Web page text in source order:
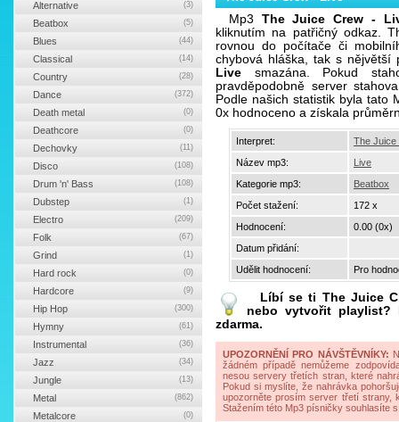
Mp3 The Juice Crew -
kliknutím na patřičný odkaz.
rovnou do počítače či
chybová hláška, tak s
Live smazána. Pokud
pravděpodobně server
Podle našich statistik byla tato
0x hodnoceno a získala
Interpret:
The Juice
Název mp3:
Live
Kategorie mp3:
Beatbox
Počet stažení:
172 x
Hodnocení:
0.00 (0x)
Datum přidání:
Udělit hodnocení:
Pro
Líbí se ti The Juice
nebo vytvořit playlist?
zdarma.
UPOZORNĚNÍ PRO NÁVŠTĚVNÍKY:
žádném případě nemůžeme
nesou servery třetích stran, které
Pokud si myslíte, že nahrávka
upozorněte prosím server třetí strany,
Stažením této Mp3 písničky souhlasíte
Alternative (3)
Beatbox (5)
Blues (44)
Classical (14)
Country (28)
Dance (372)
Death metal (0)
Deathcore (0)
Dechovky (11)
Disco (108)
Drum 'n' Bass (108)
Dubstep (1)
Electro (209)
Folk (67)
Grind (1)
Hard rock (0)
Hardcore (9)
Hip Hop (300)
Hymny (61)
Instrumental (36)
Jazz (34)
Jungle (13)
Metal (862)
Metalcore (0)